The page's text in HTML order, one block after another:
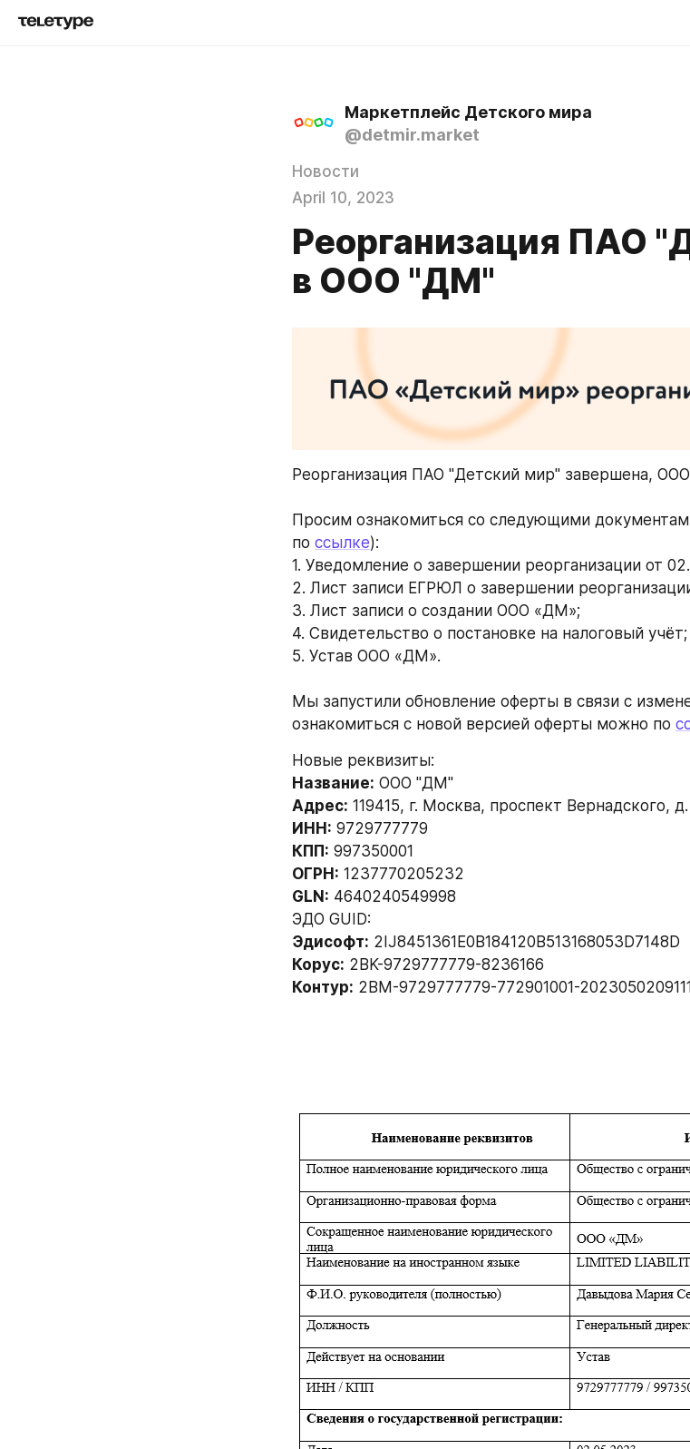
Маркетплейс Детского мира
@detmir.market
Новости
April 10, 2023
Реорганизация ПАО
в ООО "ДМ"
Реорганизация ПАО "Детский мир" завершена,
Просим ознакомиться со следующими
по ссылке):
1. Уведомление о завершении реорганизации от
2. Лист записи ЕГРЮЛ о завершении
3. Лист записи о создании ООО «ДМ»;
4. Свидетельство о постановке на налоговый учёт;
5. Устав ООО «ДМ».
Мы запустили обновление оферты в связи с
ознакомиться с новой версией оферты можно по
Новые реквизиты:
Название: ООО "ДМ"
Адрес: 119415, г. Москва, проспект Вернадского,
ИНН: 9729777779
КПП: 997350001
ОГРН: 1237770205232
GLN: 4640240549998
ЭДО GUID:
Эдисофт: 2IJ8451361E0B184120B513168053D7148D
Корус: 2BK-9729777779-8236166
Контур: 2BM-9729777779-772901001-